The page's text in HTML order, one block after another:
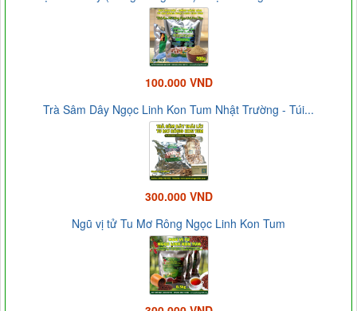
100.000 VND
Trà Sâm Dây Ngọc Linh Kon Tum Nhật Trường - Túi...
300.000 VND
Ngũ vị tử Tu Mơ Rông Ngọc Linh Kon Tum